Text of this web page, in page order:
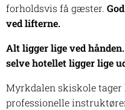
forholdsvis få gæster.
ved lifterne.
Alt ligger lige ved
selve hotellet ligger lige
Myrkdalen skiskole tager
professionelle